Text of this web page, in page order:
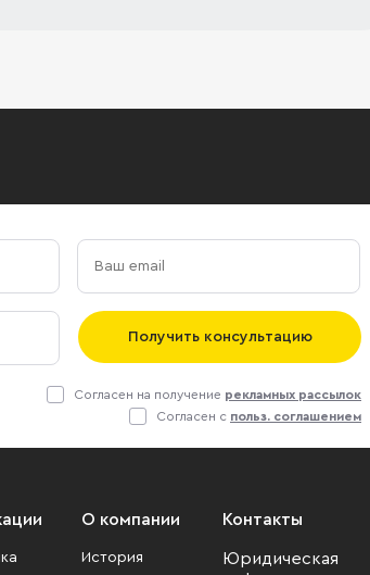
Получить консультацию
Согласен на получение рекламных рассылок
Согласен с польз. соглашением
О компании
История
Контакты
Юридическая